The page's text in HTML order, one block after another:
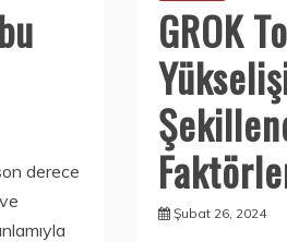
derece
GROK
Şubat 26, 2024